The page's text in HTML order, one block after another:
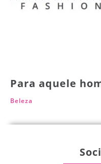
Para aquele
Beleza